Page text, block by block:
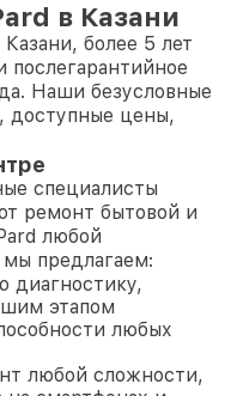
в Казани
более 5 лет
послегарантийное
Наши безусловные
доступные цены,
специалисты
ремонт бытовой и
любой
предлагаем:
диагностику,
этапом
любых
любой сложности,